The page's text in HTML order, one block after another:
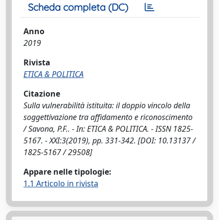
Scheda completa (DC)
Anno
2019
Rivista
ETICA & POLITICA
Citazione
Sulla vulnerabilità istituita: il doppio vincolo della
soggettivazione tra affidamento e riconoscimento
/ Savona, P.F.. - In: ETICA & POLITICA. - ISSN 1825-
5167. - XXI:3(2019), pp. 331-342. [DOI: 10.13137 /
1825-5167 / 29508]
Appare nelle tipologie:
1.1 Articolo in rivista